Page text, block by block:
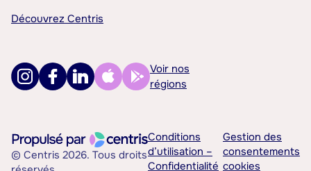
Découvrez Centris
Voir nos
régions
© Centris 2026. Tous droits
Conditions
d’utilisation –
Confidentialité
Gestion des
consentements
cookies